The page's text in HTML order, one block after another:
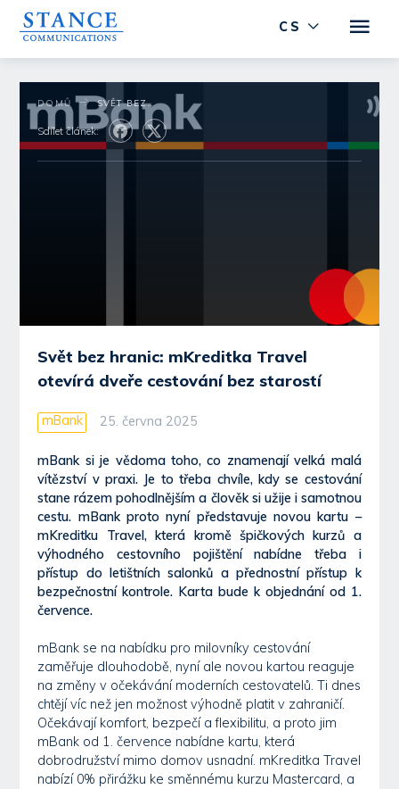
CS
DOMŮ SVĚT BEZ HRANIC: MKREDITKA TRAVEL OTEVÍRÁ DVEŘE CESTOVÁNÍ BEZ STAROSTÍ
Sdílet článek:
Svět bez hranic: mKreditka Travel
otevírá dveře cestování bez starostí
mBank 25. června 2025
mBank si je vědoma toho, co znamenají velká malá
vítězství v praxi. Je to třeba chvíle, kdy se cestování
stane rázem pohodlnějším a člověk si užije i samotnou
cestu. mBank proto nyní představuje novou kartu –
mKreditku Travel, která kromě špičkových kurzů a
výhodného cestovního pojištění nabídne třeba i
přístup do letištních salonků a přednostní přístup k
bezpečnostní kontrole. Karta bude k objednání od 1.
července.
mBank se na nabídku pro milovníky cestování
zaměřuje dlouhodobě, nyní ale novou kartou reaguje
na změny v očekávání moderních cestovatelů. Ti dnes
chtějí víc než jen možnost výhodně platit v zahraničí.
Očekávají komfort, bezpečí a flexibilitu, a proto jim
mBank od 1. července nabídne kartu, která
dobrodružství mimo domov usnadní. mKreditka Travel
nabízí 0% přirážku ke směnnému kurzu Mastercard, a